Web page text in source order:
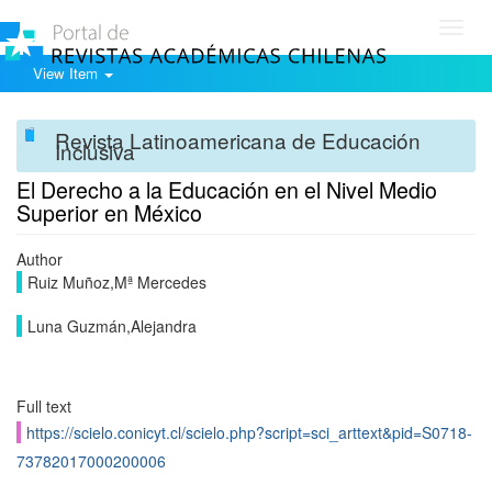
View Item
Revista Latinoamericana de Educación
Inclusiva
El Derecho a la Educación en el Nivel Medio
Superior en México
Author
Ruiz Muñoz,Mª Mercedes
Luna Guzmán,Alejandra
Full text
https://scielo.conicyt.cl/scielo.php?script=sci_arttext&pid=S0718-
73782017000200006